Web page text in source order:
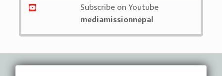
Subscribe on Youtube
mediamissionnepal